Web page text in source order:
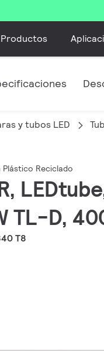
Productos
y tubos LED
Plástico Reciclado
TL-D,
T8